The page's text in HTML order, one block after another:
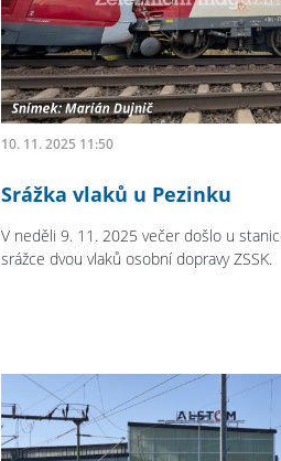
10. 11. 2025 11:50
Srážka vlaků u Pezinku
V neděli 9. 11. 2025 večer došlo u
srážce dvou vlaků osobní dopravy ZSSK.